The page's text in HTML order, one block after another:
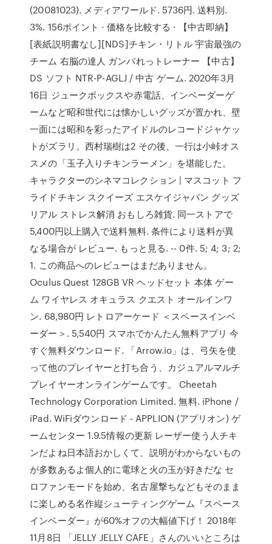
(20081023). メディアワールド. 5736円. 送料別.
3%. 156ポイント · 価格を比較する · 【中古即納】
[表紙説明書なし][NDS]チキン・リトル 宇宙最強の
チーム 右脳の達人 ガンバれっトレーナー 【中古】
DS ソフト NTR-P-AGLJ / 中古 ゲーム. 2020年3月
16日 ジュークボックスや赤電話、インベーダーゲ
ームなど昭和世代には懐かしいグッズが置かれ、壁
一面には昭和を彩ったアイドルのレコードジャケッ
トがズラリ。西村瑞樹は2 その後、一行は小峠オス
スメの「玉子入りチキンラーメン」を堪能した。
キャラクターのシネマコレクション | マスコット フ
ライドチキン スクイーズ エスケイジャパン グッズ
リアル ストレス解消 おもしろ雑貨. 同一ストアで
5,400円以上購入で送料無料. 条件により送料が異
なる場合が レビュー. もっと見る. -- 0件. 5; 4; 3; 2;
1. この商品へのレビューはまだありません。
Oculus Quest 128GB VR ヘッドセット 本体 ゲー
ム ワイヤレス オキュラス クエスト オールインワ
ン. 68,980円 レトロアーケード ＜スペースインベ
ーダー＞. 5,540円 スマホでかんたん無料アプリ 今
すぐ無料ダウンロード. 「Arrow.io」は、弓矢を使
って他のプレイヤーと打ち合う、カジュアルマルチ
プレイヤーオンラインゲームです。 Cheetah
Technology Corporation Limited. 無料. iPhone /
iPad. WiFiダウンロード - APPLION (アプリオン) ゲ
ームセンター 1.9.5情報の更新 レーザー使う人チキ
ンだよね日本語おかしくて、説明がわからないもの
が多数あるよ個人的に電球と火の玉が好きだな セ
ロファンモードを始め、名古屋撃ちなどもそのまま
に楽しめる名作縦シューティングゲーム『スペース
インベーダー』が60%オフの大幅値下げ！ 2018年
11月8日 「JELLY JELLY CAFE」さんのいいところは